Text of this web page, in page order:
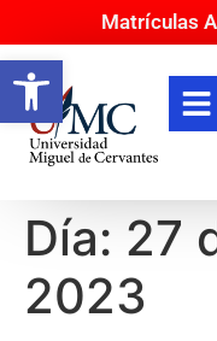
Abrir barra
Matrículas
Día: 27
2023